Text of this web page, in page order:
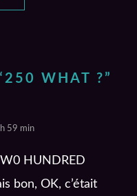
250 WHAT ? ”
59 min
HUNDRED
bon, OK, c’était